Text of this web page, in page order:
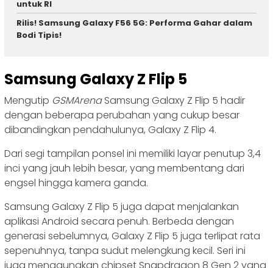
untuk RI
Rilis! Samsung Galaxy F56 5G: Performa Gahar dalam
Bodi Tipis!
Samsung Galaxy Z Flip 5
Mengutip GSMArenaSamsung Galaxy Z Flip 5 hadir
dengan beberapa perubahan yang cukup besar
dibandingkan pendahulunya, Galaxy Z Flip 4.
Dari segi tampilan ponsel ini memiliki layar penutup 3,4
inci yang jauh lebih besar, yang membentang dari
engsel hingga kamera ganda.
Samsung Galaxy Z Flip 5 juga dapat menjalankan
aplikasi Android secara penuh. Berbeda dengan
generasi sebelumnya, Galaxy Z Flip 5 juga terlipat rata
sepenuhnya, tanpa sudut melengkung kecil. Seri ini